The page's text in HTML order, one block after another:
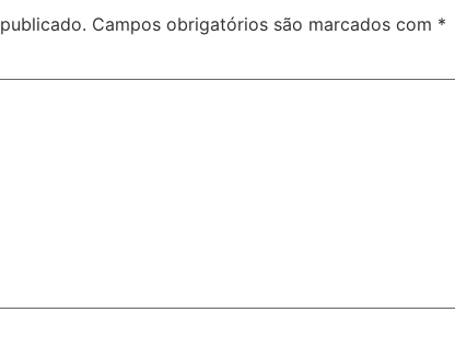
Campos obrigatórios são marcados com *